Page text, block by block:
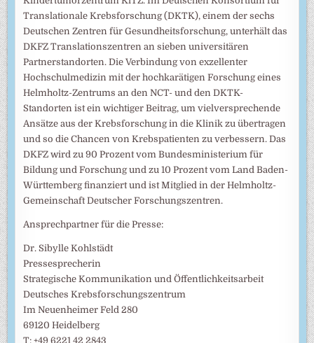
Translationale Krebsforschung (DKTK), einem der sechs
Deutschen Zentren für Gesundheitsforschung, unterhält das
DKFZ Translationszentren an sieben universitären
Partnerstandorten. Die Verbindung von exzellenter
Hochschulmedizin mit der hochkarätigen Forschung eines
Helmholtz-Zentrums an den NCT- und den DKTK-
Standorten ist ein wichtiger Beitrag, um vielversprechende
Ansätze aus der Krebsforschung in die Klinik zu übertragen
und so die Chancen von Krebspatienten zu verbessern. Das
DKFZ wird zu 90 Prozent vom Bundesministerium für
Bildung und Forschung und zu 10 Prozent vom Land Baden-
Württemberg finanziert und ist Mitglied in der Helmholtz-
Gemeinschaft Deutscher Forschungszentren.
Ansprechpartner für die Presse:
Dr. Sibylle Kohlstädt
Pressesprecherin
Strategische Kommunikation und Öffentlichkeitsarbeit
Deutsches Krebsforschungszentrum
Im Neuenheimer Feld 280
69120 Heidelberg
T: +49 6221 42 2843